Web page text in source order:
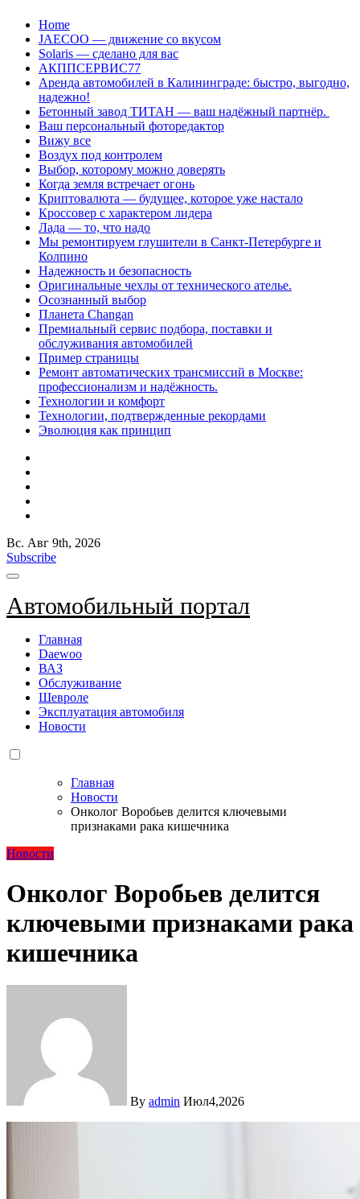
Перейти
содержанию
Home
JAECOO — движение со вкусом
Solaris — сделано для вас
АКППСЕРВИС77
Аренда автомобилей в Калининграде: быстро, выгодно,
надежно!
Бетонный завод ТИТАН — ваш надёжный партнёр.
Ваш персональный фоторедактор
Вижу все
Воздух под контролем
Выбор, которому можно доверять
Когда земля встречает огонь
Криптовалюта — будущее, которое уже настало
Кроссовер с характером лидера
Лада — то, что надо
Мы ремонтируем глушители в Санкт-Петербурге и
Колпино
Надежность и безопасность
Оригинальные чехлы от технического ателье.
Осознанный выбор
Планета Changan
Премиальный сервис подбора, поставки и
обслуживания автомобилей
Пример страницы
Ремонт автоматических трансмиссий в Москве:
профессионализм и надёжность.
Технологии и комфорт
Технологии, подтвержденные рекордами
Эволюция как принцип
Вс. Авг 9th, 2026
Subscribe
Автомобильный портал
Главная
Daewoo
ВАЗ
Обслуживание
Шевроле
Эксплуатация автомобиля
Новости
Главная
Новости
Онколог Воробьев делится ключевыми
признаками рака кишечника
Новости
Онколог Воробьев делится
ключевыми признаками рака
кишечника
By admin Июл4,2026